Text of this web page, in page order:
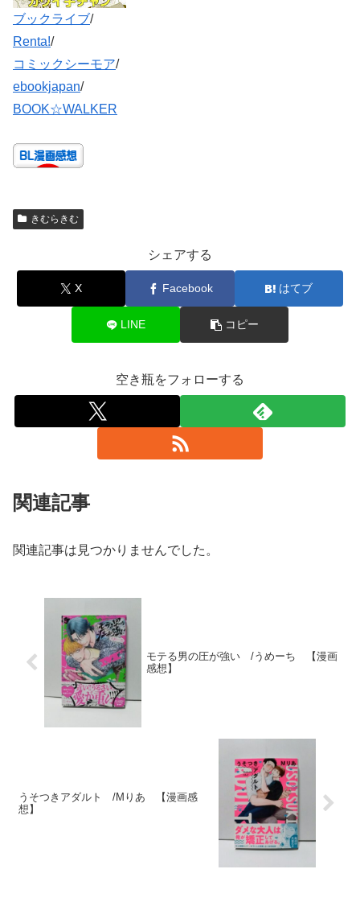
ブックライブ/
Renta!/
コミックシーモア/
ebookjapan/
BOOK☆WALKER
きむらきむ
シェアする
X Facebook はてブ
LINE コピー
空き瓶をフォローする
関連記事
関連記事は見つかりませんでした。
モテる男の圧が強い /うめーち 【漫画
感想】
うそつきアダルト /Mりあ 【漫画感
想】